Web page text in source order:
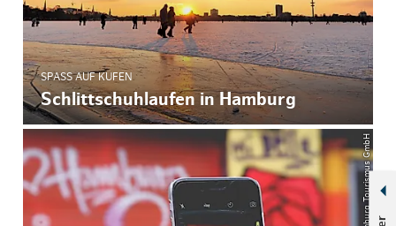
SPASS AUF KUFEN
Schlittschuhlaufen in Hamburg
© Hamburg Tourismus GmbH